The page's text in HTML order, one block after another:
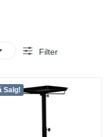
Filter
Salg!